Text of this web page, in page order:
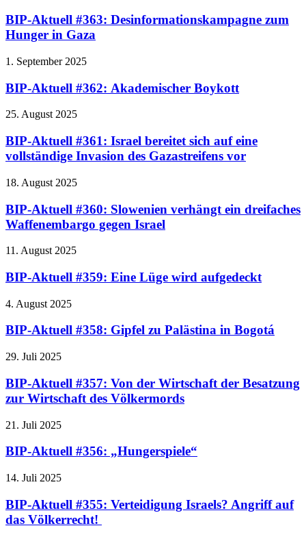
BIP-Aktuell #363: Desinformationskampagne zum
Hunger in Gaza
1. September 2025
BIP-Aktuell #362: Akademischer Boykott
25. August 2025
BIP-Aktuell #361: Israel bereitet sich auf eine
vollständige Invasion des Gazastreifens vor
18. August 2025
BIP-Aktuell #360: Slowenien verhängt ein dreifaches
Waffenembargo gegen Israel
11. August 2025
BIP-Aktuell #359: Eine Lüge wird aufgedeckt
4. August 2025
BIP-Aktuell #358: Gipfel zu Palästina in Bogotá
29. Juli 2025
BIP-Aktuell #357: Von der Wirtschaft der Besatzung
zur Wirtschaft des Völkermords
21. Juli 2025
BIP-Aktuell #356: „Hungerspiele“
14. Juli 2025
BIP-Aktuell #355: Verteidigung Israels? Angriff auf
das Völkerrecht!